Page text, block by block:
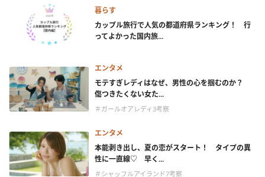
暮らす
カップル旅行で人気の都道府県ランキング！ 行
ってよかった国内旅...
エンタメ
モテすぎレディはなぜ、男性の心を掴むのか？
傷つきたくない女た...
＃ガールオアレディ3考察
エンタメ
本能剥き出し、夏の恋がスタート！ タイプの異
性に一直線♡ 早く...
＃シャッフルアイランド7考察